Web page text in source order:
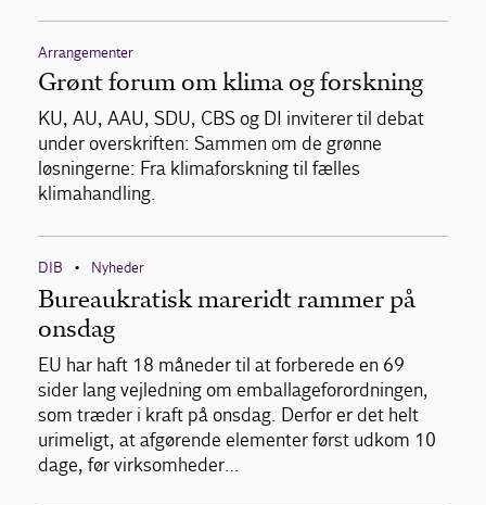
Arrangementer
Grønt forum om klima og forskning
KU, AU, AAU, SDU, CBS og DI inviterer til debat
under overskriften: Sammen om de grønne
løsningerne: Fra klimaforskning til fælles
klimahandling.
DIB • Nyheder
Bureaukratisk mareridt rammer på
onsdag
EU har haft 18 måneder til at forberede en 69
sider lang vejledning om emballageforordningen,
som træder i kraft på onsdag. Derfor er det helt
urimeligt, at afgørende elementer først udkom 10
dage, før virksomheder…